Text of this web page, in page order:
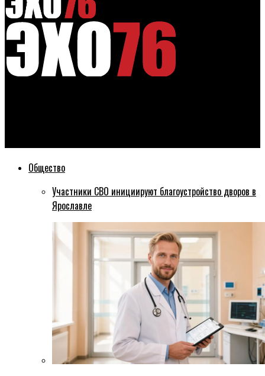
Общество
Участники СВО инициируют благоустройство дворов в
Ярославле